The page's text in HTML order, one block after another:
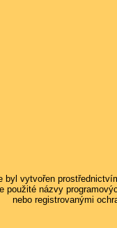
byl vytvořen
použité názvy
nebo registrovanými